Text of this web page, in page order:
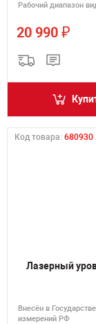
Рабочий диапазон
20 990 ₽
Код товара: 680930
Лазерный
Внесён в
измерений РФ